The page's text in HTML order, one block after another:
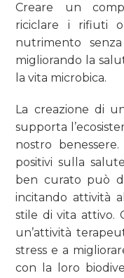
Creare un
riciclare i rifiuti
nutrimento
migliorando la
la vita microbica.
La creazione di
supporta
nostro
positivi sulla
ben curato può
incitando attività
stile di vita attivo.
un’attività
stress e a
con la loro